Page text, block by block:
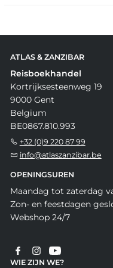
ATLAS & ZANZIBAR
Reisboekhandel
Kortrijksesteenweg 19
9000 Gent
Belgium
BE0867.810.993
+32 (0)9 220 87 99
info@atlaszanzibar.be
OPENINGSUREN
Maandag tot zaterdag
Zon- en feestdagen
Webshop 24/7
WIE ZIJN WE?